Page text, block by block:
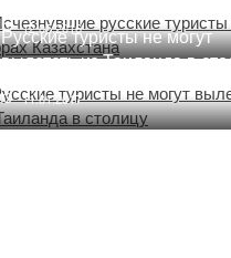
12.05.2016
Русские туристы не могут
вылететь из Таиланда в
11.01.2017